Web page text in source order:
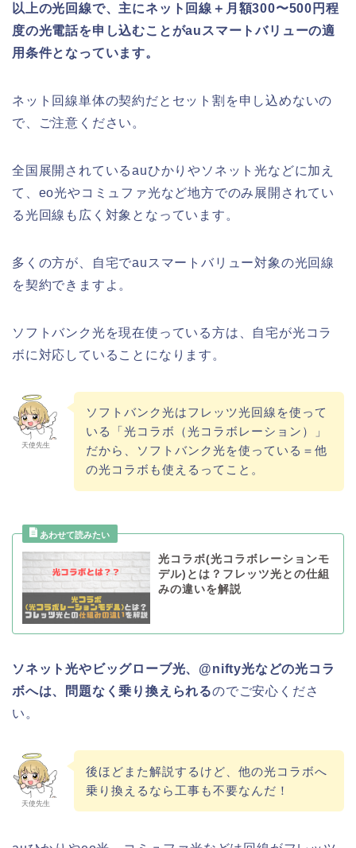
以上の光回線で、主にネット回線＋月額300〜500円程
度の光電話を申し込むことがauスマートバリューの適
用条件となっています。
ネット回線単体の契約だとセット割を申し込めないの
で、ご注意ください。
全国展開されているauひかりやソネット光などに加え
て、eo光やコミュファ光など地方でのみ展開されてい
る光回線も広く対象となっています。
多くの方が、自宅でauスマートバリュー対象の光回線
を契約できますよ。
ソフトバンク光を現在使っている方は、自宅が光コラ
ボに対応していることになります。
天使先生
ソフトバンク光はフレッツ光回線を使って
いる「光コラボ（光コラボレーション）」
だから、ソフトバンク光を使っている＝他
の光コラボも使えるってこと。
光コラボ(光コラボレーションモ
デル)とは？フレッツ光との仕組
みの違いを解説
ソネット光やビッグローブ光、@nifty光などの光コラ
ボへは、問題なく乗り換えられるのでご安心くださ
い。
天使先生
後ほどまた解説するけど、他の光コラボへ
乗り換えるなら工事も不要なんだ！